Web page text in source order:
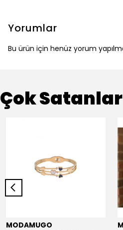
Yorumlar
Bu ürün için henüz yorum
Çok Satanlar
MODAMUGO